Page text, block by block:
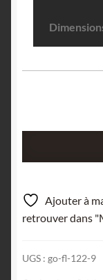
Papier
Spath,
Combe
la
Ajouter à
retrouver dans
UGS : go-fl-122-9